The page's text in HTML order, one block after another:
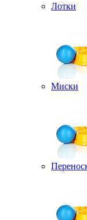
Лотки
Миски